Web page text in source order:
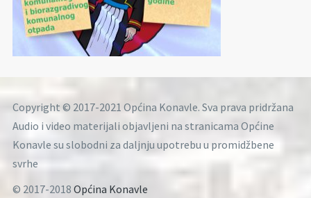
Copyright © 2017-2021 Općina Konavle. Sva prava pridržana
Audio i video materijali objavljeni na stranicama Općine
Konavle su slobodni za daljnju upotrebu u promidžbene
svrhe
© 2017-2018 Općina Konavle